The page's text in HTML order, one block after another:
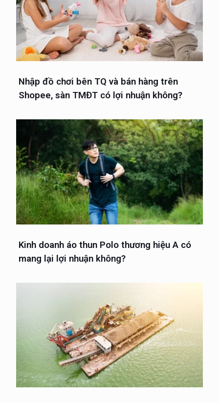
Nhập đồ chơi bên TQ và bán hàng trên
Shopee, sàn TMĐT có lợi nhuận không?
Kinh doanh áo thun Polo thương hiệu A có
mang lại lợi nhuận không?